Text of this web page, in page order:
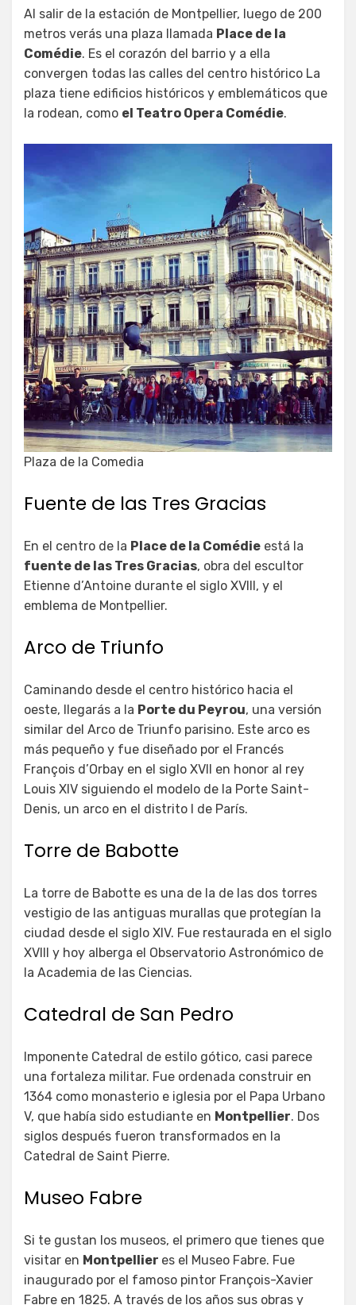
Al salir de la estación de Montpellier, luego de 200
metros verás una plaza llamada Place de la
Comédie. Es el corazón del barrio y a ella
convergen todas las calles del centro histórico La
plaza tiene edificios históricos y emblemáticos que
la rodean, como el Teatro Opera Comédie.
Plaza de la Comedia
Fuente de las Tres Gracias
En el centro de la Place de la Comédie está la
fuente de las Tres Gracias, obra del escultor
Etienne d’Antoine durante el siglo XVIII, y el
emblema de Montpellier.
Arco de Triunfo
Caminando desde el centro histórico hacia el
oeste, llegarás a la Porte du Peyrou, una versión
similar del Arco de Triunfo parisino. Este arco es
más pequeño y fue diseñado por el Francés
François d’Orbay en el siglo XVII en honor al rey
Louis XIV siguiendo el modelo de la Porte Saint-
Denis, un arco en el distrito I de París.
Torre de Babotte
La torre de Babotte es una de la de las dos torres
vestigio de las antiguas murallas que protegían la
ciudad desde el siglo XIV. Fue restaurada en el siglo
XVIII y hoy alberga el Observatorio Astronómico de
la Academia de las Ciencias.
Catedral de San Pedro
Imponente Catedral de estilo gótico, casi parece
una fortaleza militar. Fue ordenada construir en
1364 como monasterio e iglesia por el Papa Urbano
V, que había sido estudiante en Montpellier. Dos
siglos después fueron transformados en la
Catedral de Saint Pierre.
Museo Fabre
Si te gustan los museos, el primero que tienes que
visitar en Montpellier es el Museo Fabre. Fue
inaugurado por el famoso pintor François-Xavier
Fabre en 1825. A través de los años sus obras y